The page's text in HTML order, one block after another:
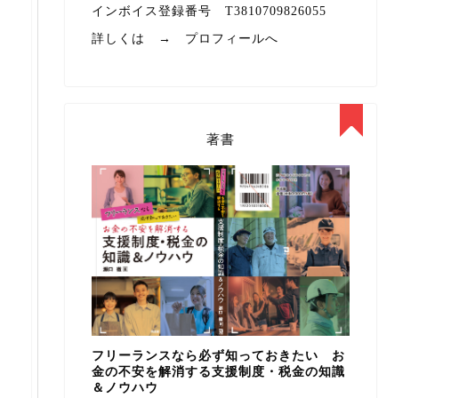
インボイス登録番号 T3810709826055
詳しくは → プロフィールへ
著書
フリーランスなら必ず知っておきたい お
金の不安を解消する支援制度・税金の知識
＆ノウハウ